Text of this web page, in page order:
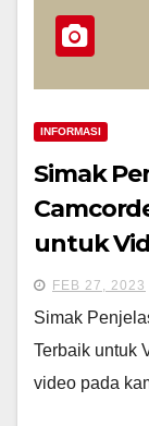
INFORMASI
Simak
untuk
FEB 27, 2023
Simak
Terbaik untuk
video pada